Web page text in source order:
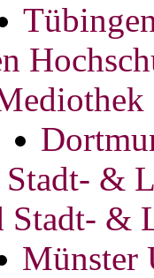
&
Stadt- &
Münster